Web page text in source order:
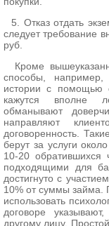
5. Отказ отдать
следует требование
руб.
Кроме
способы, например,
истории с помощью
кажутся вполне
обманывают
направляют
договоренность.
берут за услуги
10-20 обратившихся
подходящими для
достигнуто с
10% от суммы займа.
использовать
договоре
другому лицу.